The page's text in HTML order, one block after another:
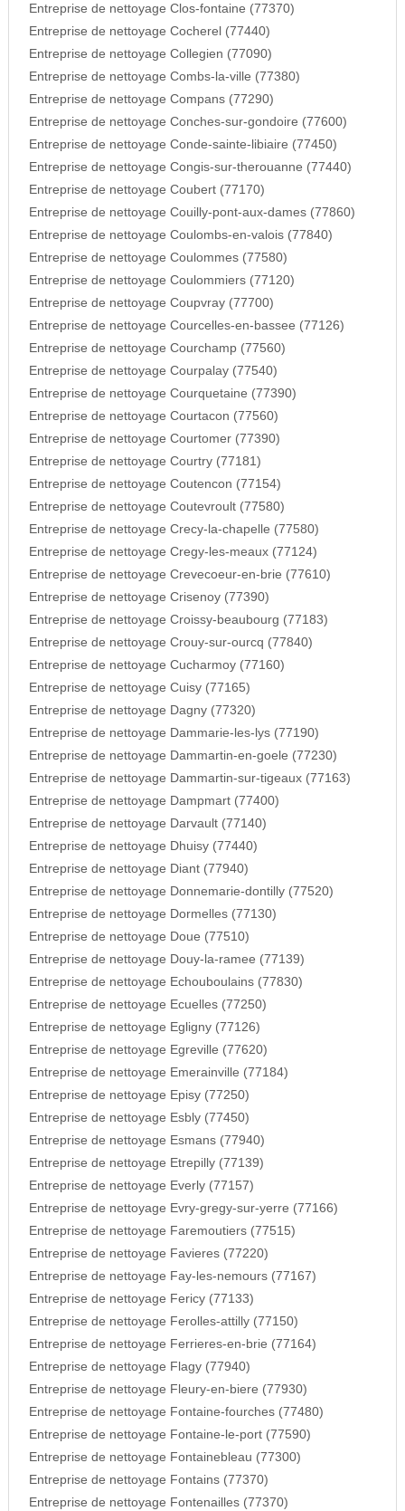
Entreprise de nettoyage Clos-fontaine (77370)
Entreprise de nettoyage Cocherel (77440)
Entreprise de nettoyage Collegien (77090)
Entreprise de nettoyage Combs-la-ville (77380)
Entreprise de nettoyage Compans (77290)
Entreprise de nettoyage Conches-sur-gondoire (77600)
Entreprise de nettoyage Conde-sainte-libiaire (77450)
Entreprise de nettoyage Congis-sur-therouanne (77440)
Entreprise de nettoyage Coubert (77170)
Entreprise de nettoyage Couilly-pont-aux-dames (77860)
Entreprise de nettoyage Coulombs-en-valois (77840)
Entreprise de nettoyage Coulommes (77580)
Entreprise de nettoyage Coulommiers (77120)
Entreprise de nettoyage Coupvray (77700)
Entreprise de nettoyage Courcelles-en-bassee (77126)
Entreprise de nettoyage Courchamp (77560)
Entreprise de nettoyage Courpalay (77540)
Entreprise de nettoyage Courquetaine (77390)
Entreprise de nettoyage Courtacon (77560)
Entreprise de nettoyage Courtomer (77390)
Entreprise de nettoyage Courtry (77181)
Entreprise de nettoyage Coutencon (77154)
Entreprise de nettoyage Coutevroult (77580)
Entreprise de nettoyage Crecy-la-chapelle (77580)
Entreprise de nettoyage Cregy-les-meaux (77124)
Entreprise de nettoyage Crevecoeur-en-brie (77610)
Entreprise de nettoyage Crisenoy (77390)
Entreprise de nettoyage Croissy-beaubourg (77183)
Entreprise de nettoyage Crouy-sur-ourcq (77840)
Entreprise de nettoyage Cucharmoy (77160)
Entreprise de nettoyage Cuisy (77165)
Entreprise de nettoyage Dagny (77320)
Entreprise de nettoyage Dammarie-les-lys (77190)
Entreprise de nettoyage Dammartin-en-goele (77230)
Entreprise de nettoyage Dammartin-sur-tigeaux (77163)
Entreprise de nettoyage Dampmart (77400)
Entreprise de nettoyage Darvault (77140)
Entreprise de nettoyage Dhuisy (77440)
Entreprise de nettoyage Diant (77940)
Entreprise de nettoyage Donnemarie-dontilly (77520)
Entreprise de nettoyage Dormelles (77130)
Entreprise de nettoyage Doue (77510)
Entreprise de nettoyage Douy-la-ramee (77139)
Entreprise de nettoyage Echouboulains (77830)
Entreprise de nettoyage Ecuelles (77250)
Entreprise de nettoyage Egligny (77126)
Entreprise de nettoyage Egreville (77620)
Entreprise de nettoyage Emerainville (77184)
Entreprise de nettoyage Episy (77250)
Entreprise de nettoyage Esbly (77450)
Entreprise de nettoyage Esmans (77940)
Entreprise de nettoyage Etrepilly (77139)
Entreprise de nettoyage Everly (77157)
Entreprise de nettoyage Evry-gregy-sur-yerre (77166)
Entreprise de nettoyage Faremoutiers (77515)
Entreprise de nettoyage Favieres (77220)
Entreprise de nettoyage Fay-les-nemours (77167)
Entreprise de nettoyage Fericy (77133)
Entreprise de nettoyage Ferolles-attilly (77150)
Entreprise de nettoyage Ferrieres-en-brie (77164)
Entreprise de nettoyage Flagy (77940)
Entreprise de nettoyage Fleury-en-biere (77930)
Entreprise de nettoyage Fontaine-fourches (77480)
Entreprise de nettoyage Fontaine-le-port (77590)
Entreprise de nettoyage Fontainebleau (77300)
Entreprise de nettoyage Fontains (77370)
Entreprise de nettoyage Fontenailles (77370)